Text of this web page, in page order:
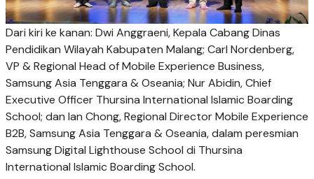
Dari kiri ke kanan: Dwi Anggraeni, Kepala Cabang Dinas
Pendidikan Wilayah Kabupaten Malang; Carl Nordenberg,
VP & Regional Head of Mobile Experience Business,
Samsung Asia Tenggara & Oseania; Nur Abidin, Chief
Executive Officer Thursina International Islamic Boarding
School; dan Ian Chong, Regional Director Mobile Experience
B2B, Samsung Asia Tenggara & Oseania, dalam peresmian
Samsung Digital Lighthouse School di Thursina
International Islamic Boarding School.